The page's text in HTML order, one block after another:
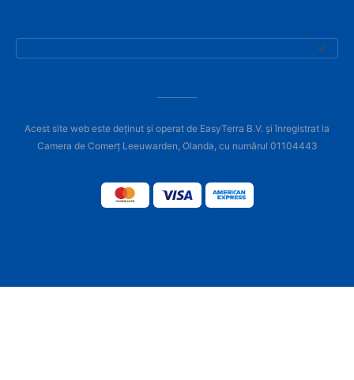
Acest site web este deținut și operat de EasyTerra B.V. și înregistrat la
Camera de Comerț Leeuwarden, Olanda, cu numărul 01104443